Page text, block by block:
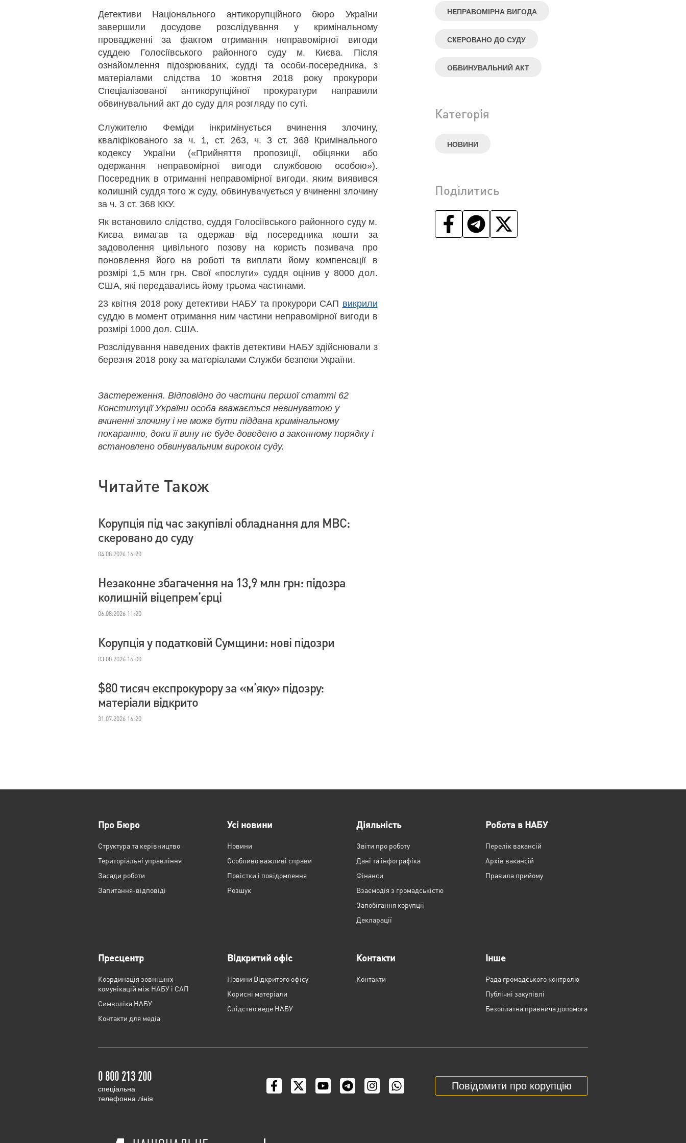
НЕПРАВОМІРНА ВИГОДА
СКЕРОВАНО ДО СУДУ
ОБВИНУВАЛЬНИЙ АКТ
Категорія
НОВИНИ
Поділитись
Детективи Національного антикорупційного бюро України
завершили досудове розслідування у кримінальному
провадженні за фактом отримання неправомірної вигоди
суддею Голосіївського районного суду м. Києва. Після
ознайомлення підозрюваних, судді та особи-посередника, з
матеріалами слідства 10 жовтня 2018 року прокурори
Спеціалізованої антикорупційної прокуратури направили
обвинувальний акт до суду для розгляду по суті.
Служителю Феміди інкримінується вчинення злочину,
кваліфікованого за ч. 1, ст. 263, ч. 3 ст. 368 Кримінального
кодексу України («Прийняття пропозиції, обіцянки або
одержання неправомірної вигоди службовою особою»).
Посередник в отриманні неправомірної вигоди, яким виявився
колишній суддя того ж суду, обвинувачується у вчиненні злочину
за ч. 3 ст. 368 ККУ.
Як встановило слідство, суддя Голосіївського районного суду м.
Києва вимагав та одержав від посередника кошти за
задоволення цивільного позову на користь позивача про
поновлення його на роботі та виплати йому компенсації в
розмірі 1,5 млн грн. Свої «послуги» суддя оцінив у 8000 дол.
США, які передавались йому трьома частинами.
23 квітня 2018 року детективи НАБУ та прокурори САП викрили
суддю в момент отримання ним частини неправомірної вигоди в
розмірі 1000 дол. США.
Розслідування наведених фактів детективи НАБУ здійснювали з
березня 2018 року за матеріалами Служби безпеки України.
Застереження. Відповідно до частини першої статті 62
Конституції України особа вважається невинуватою у
вчиненні злочину і не може бути піддана кримінальному
покаранню, доки її вину не буде доведено в законному порядку і
встановлено обвинувальним вироком суду.
Читайте Також
Корупція під час закупівлі обладнання для МВС:
скеровано до суду
04.08.2026 16:20
Незаконне збагачення на 13,9 млн грн: підозра
колишній віцепрем’єрці
06.08.2026 11:20
Корупція у податковій Сумщини: нові підозри
03.08.2026 16:00
$80 тисяч експрокурору за «м’яку» підозру:
матеріали відкрито
31.07.2026 16:20
Про Бюро
Структура та керівництво
Територіальні управління
Засади роботи
Запитання-відповіді
Усі новини
Новини
Особливо важливі справи
Повістки і повідомлення
Розшук
Діяльність
Звіти про роботу
Дані та інфографіка
Фінанси
Взаємодія з громадськістю
Запобігання корупції
Декларації
Робота в НАБУ
Перелік вакансій
Архів вакансій
Правила прийому
Пресцентр
Координація зовнішніх
комунікацій між НАБУ і САП
Cимволіка НАБУ
Контакти для медіа
Відкритий офіс
Новини Відкритого офісу
Корисні матеріали
Слідство веде НАБУ
Контакти
Контакти
Інше
Рада громадського контролю
Публічні закупівлі
Безоплатна правнича допомога
0 800 213 200
cпеціальна
телефонна лінія
Повідомити про корупцію